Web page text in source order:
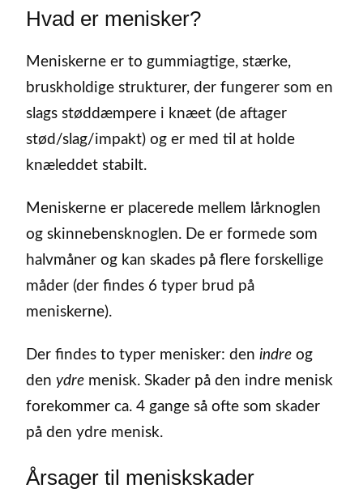
Hvad er menisker?
Meniskerne er to gummiagtige, stærke,
bruskholdige strukturer, der fungerer som en
slags støddæmpere i knæet (de aftager
stød/slag/impakt) og er med til at holde
knæleddet stabilt.
Meniskerne er placerede mellem lårknoglen
og skinnebensknoglen. De er formede som
halvmåner og kan skades på flere forskellige
måder (der findes 6 typer brud på
meniskerne).
Der findes to typer menisker: den indre og
den ydre menisk. Skader på den indre menisk
forekommer ca. 4 gange så ofte som skader
på den ydre menisk.
Årsager til meniskskader